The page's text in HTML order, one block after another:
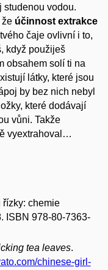
studenou vodou.
že účinnost extrakce
čaje ovlivní i to,
když použiješ
obsahem solí ti na
látky, které jsou
by bez nich nebyl
které dodávají
vůni. Takže
vyextrahoval…
řízky: chemie
ISBN 978-80-7363-
tea leaves.
chinese-girl-